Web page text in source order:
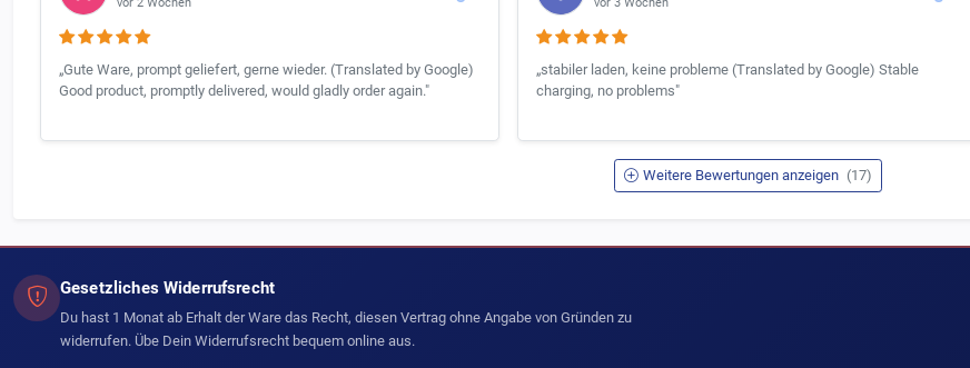
„Gute Ware, prompt geliefert, gerne wieder. (Translated by Google)
Good product, promptly delivered, would gladly order again."
„stabiler laden, keine probleme (Translated by Google) Stable
charging, no problems"
Weitere Bewertungen anzeigen (17)
Gesetzliches Widerrufsrecht
Du hast 1 Monat ab Erhalt der Ware das Recht, diesen Vertrag ohne Angabe von Gründen zu
widerrufen. Übe Dein Widerrufsrecht bequem online aus.